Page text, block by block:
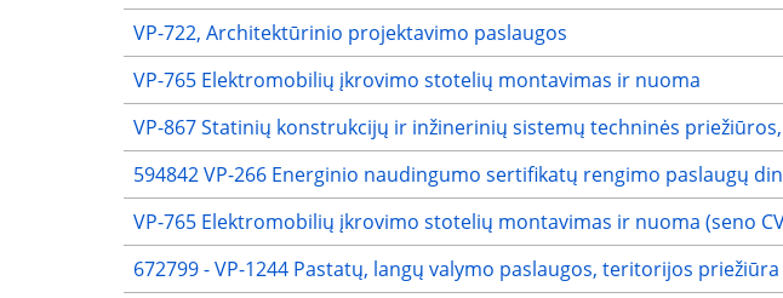
VP-722, Architektūrinio projektavimo paslaugos
VP-765 Elektromobilių įkrovimo stotelių montavimas ir nuoma
VP-867 Statinių konstrukcijų ir inžinerinių sistemų techninės
594842 VP-266 Energinio naudingumo sertifikatų rengimo paslaugų
VP-765 Elektromobilių įkrovimo stotelių montavimas ir nuoma (seno
672799 - VP-1244 Pastatų, langų valymo paslaugos, teritorijos priežiūra